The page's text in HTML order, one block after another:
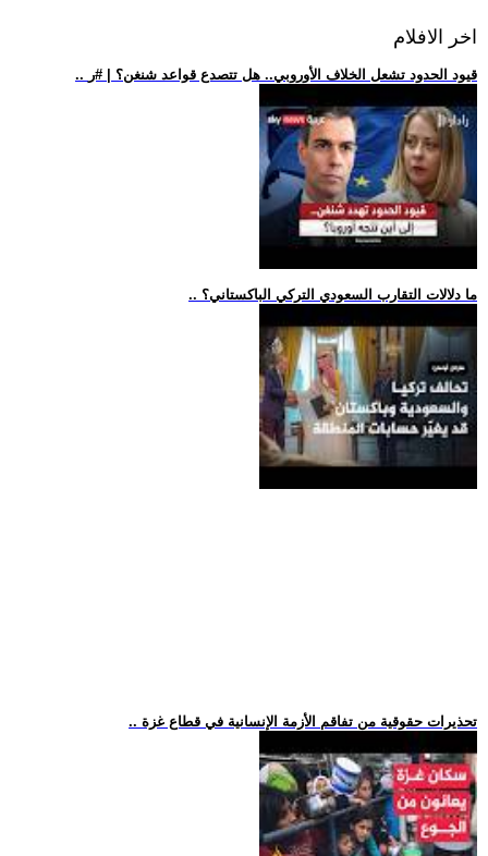
اخر الافلام
.. قيود الحدود تشعل الخلاف الأوروبي.. هل تتصدع قواعد شنغن؟ | #ر
.. ما دلالات التقارب السعودي التركي الباكستاني؟
.. تحذيرات حقوقية من تفاقم الأزمة الإنسانية في قطاع غزة